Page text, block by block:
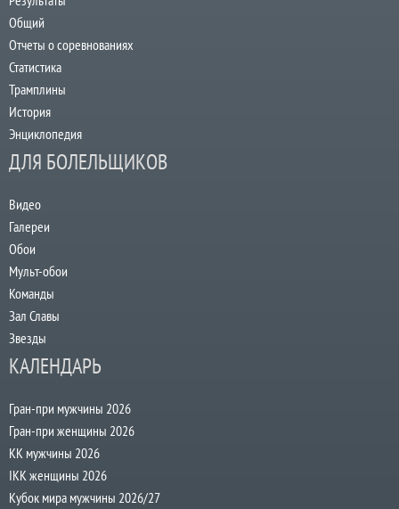
Общий
Отчеты о соревнованиях
Статистика
Трамплины
История
Энциклопедия
ДЛЯ БОЛЕЛЬЩИКОВ
Видео
Галереи
Обои
Мульт-обои
Команды
Зал Славы
Звезды
КАЛЕНДАРЬ
Гран-при мужчины 2026
Гран-при женщины 2026
КК мужчины 2026
IKK женщины 2026
Кубок мира мужчины 2026/27